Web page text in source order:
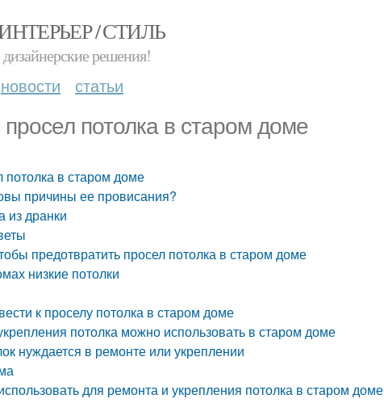
/ СТИЛЬ
решения!
новости статьи
просел потолка в старом доме
потолка в старом доме
причины ее провисания?
из дранки
предотвратить просел потолка в старом доме
низкие потолки
к проселу потолка в старом доме
потолка можно использовать в старом доме
нуждается в ремонте или укреплении
для ремонта и укрепления потолка в старом доме